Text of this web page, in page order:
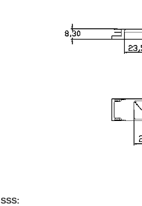
SSS: